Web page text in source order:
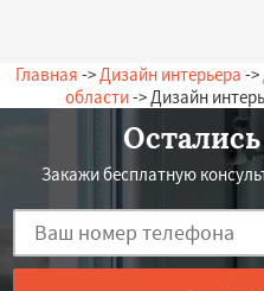
Главная -> Дизайн интерьера ->
области-> Дизайн
Закажи бесплатную